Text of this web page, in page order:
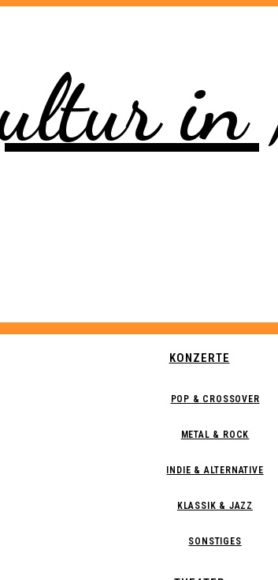
KONZERTE
POP & CROSSOVER
METAL & ROCK
INDIE & ALTERNATIVE
KLASSIK & JAZZ
SONSTIGES